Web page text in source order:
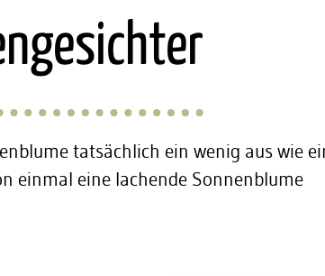
tatsächlich ein wenig aus wie
einmal eine lachende Sonnenblume